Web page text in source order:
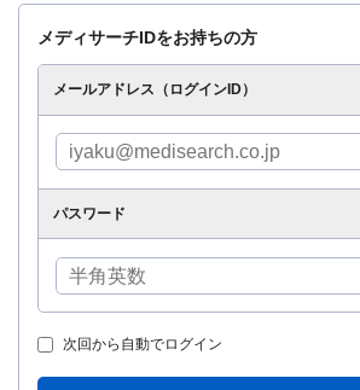
メディサーチIDをお持ちの方
メールアドレス（ログインID）
パスワード
次回から自動でログイン